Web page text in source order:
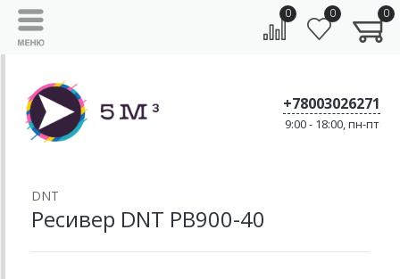
0 0 0
+78003026271
9:00 - 18:00, пн-пт
DNT
Ресивер DNT РВ900-40